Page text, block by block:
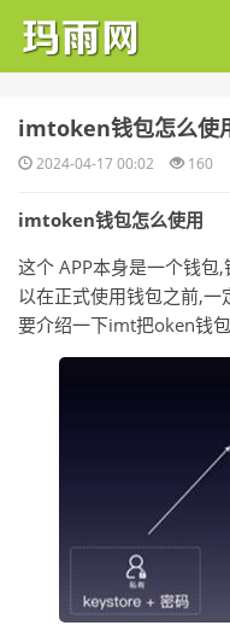
​imtoken钱包怎么使
2024-04-17 00:02 160
imtoken钱包怎么使用
这个 APP本身是一个钱包
以在正式使用钱包之前,
要介绍一下imt把oken钱包